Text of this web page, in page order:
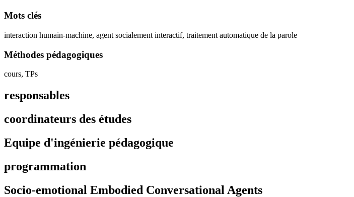
Mots clés
interaction humain-machine, agent socialement interactif, traitement automatique de la parole
Méthodes pédagogiques
cours, TPs
responsables
coordinateurs des études
Equipe d'ingénierie pédagogique
programmation
Socio-emotional Embodied Conversational Agents